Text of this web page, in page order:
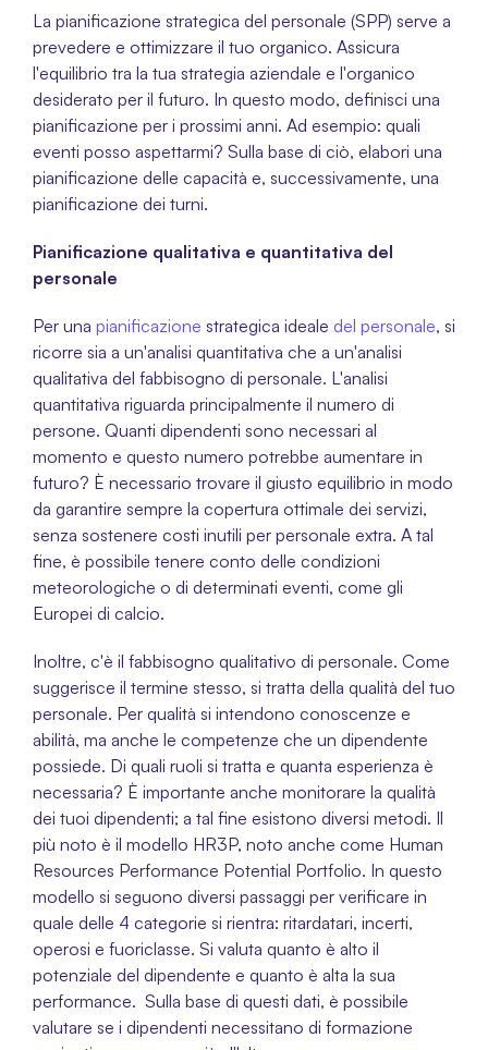
La pianificazione strategica del personale (SPP) serve a
prevedere e ottimizzare il tuo organico. Assicura
l'equilibrio tra la tua strategia aziendale e l'organico
desiderato per il futuro. In questo modo, definisci una
pianificazione per i prossimi anni. Ad esempio: quali
eventi posso aspettarmi? Sulla base di ciò, elabori una
pianificazione delle capacità e, successivamente, una
pianificazione dei turni.
Pianificazione qualitativa e quantitativa del
personale
Per una pianificazione strategica ideale del personale, si
ricorre sia a un'analisi quantitativa che a un'analisi
qualitativa del fabbisogno di personale. L'analisi
quantitativa riguarda principalmente il numero di
persone. Quanti dipendenti sono necessari al
momento e questo numero potrebbe aumentare in
futuro? È necessario trovare il giusto equilibrio in modo
da garantire sempre la copertura ottimale dei servizi,
senza sostenere costi inutili per personale extra. A tal
fine, è possibile tenere conto delle condizioni
meteorologiche o di determinati eventi, come gli
Europei di calcio.
Inoltre, c'è il fabbisogno qualitativo di personale. Come
suggerisce il termine stesso, si tratta della qualità del tuo
personale. Per qualità si intendono conoscenze e
abilità, ma anche le competenze che un dipendente
possiede. Di quali ruoli si tratta e quanta esperienza è
necessaria? È importante anche monitorare la qualità
dei tuoi dipendenti; a tal fine esistono diversi metodi. Il
più noto è il modello HR3P, noto anche come Human
Resources Performance Potential Portfolio. In questo
modello si seguono diversi passaggi per verificare in
quale delle 4 categorie si rientra: ritardatari, incerti,
operosi e fuoriclasse. Si valuta quanto è alto il
potenziale del dipendente e quanto è alta la sua
performance.  Sulla base di questi dati, è possibile
valutare se i dipendenti necessitano di formazione